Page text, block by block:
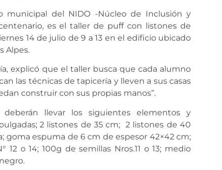
del NIDO -Núcleo de Inclusión y
es el taller de puff con listones de
14 de julio de 9 a 13 en el edificio ubicado
Alpes.
explicó que el taller busca que cada alumno
las técnicas de tapicería y lleven a sus casas
construir con sus propias manos”.
llevar los siguientes elementos y
2 listones de 35 cm; 2 listones de 40
goma espuma de 6 cm de espesor 42×42 cm;
o 14; 100g de semillas Nros.11 o 13; medio